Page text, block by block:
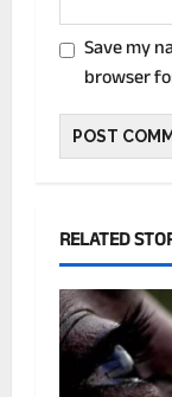
Save my
browser
RELATED